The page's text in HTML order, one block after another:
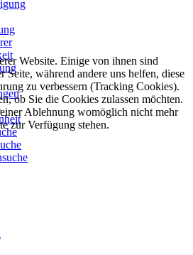
Website. Einige von ihnen sind
Seite, während andere uns helfen, diese
zu verbessern (Tracking Cookies).
ob Sie die Cookies zulassen möchten.
Ablehnung womöglich nicht mehr
zur Verfügung stehen.